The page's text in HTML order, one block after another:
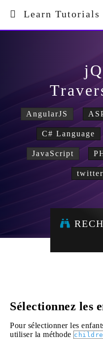
Learn Tutorials
AngularJS
C# Language
JavaScript
Sélectionnez les
Pour sélectionner les
utiliser la méthode